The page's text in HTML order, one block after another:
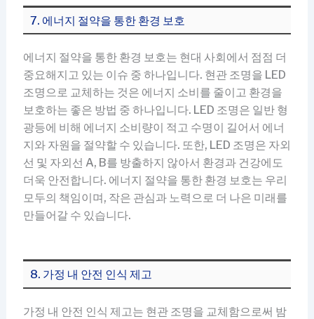
7. 에너지 절약을 통한 환경 보호
에너지 절약을 통한 환경 보호는 현대 사회에서 점점 더
중요해지고 있는 이슈 중 하나입니다. 현관 조명을 LED
조명으로 교체하는 것은 에너지 소비를 줄이고 환경을
보호하는 좋은 방법 중 하나입니다. LED 조명은 일반 형
광등에 비해 에너지 소비량이 적고 수명이 길어서 에너
지와 자원을 절약할 수 있습니다. 또한, LED 조명은 자외
선 및 자외선 A, B를 방출하지 않아서 환경과 건강에도
더욱 안전합니다. 에너지 절약을 통한 환경 보호는 우리
모두의 책임이며, 작은 관심과 노력으로 더 나은 미래를
만들어갈 수 있습니다.
8. 가정 내 안전 인식 제고
가정 내 안전 인식 제고는 현관 조명을 교체함으로써 밤